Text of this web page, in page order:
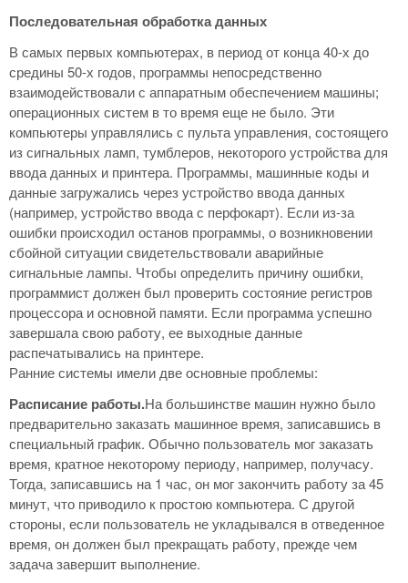
Последовательная обработка данных
В самых первых компьютерах, в период от конца 40-х до
средины 50-х годов, программы непосредственно
взаимодействовали с аппаратным обеспечением машины;
операционных систем в то время еще не было. Эти
компьютеры управлялись с пульта управления, состоящего
из сигнальных ламп, тумблеров, некоторого устройства для
ввода данных и принтера. Программы, машинные коды и
данные загружались через устройство ввода данных
(например, устройство ввода с перфокарт). Если из-за
ошибки происходил останов программы, о возникновении
сбойной ситуации свидетельствовали аварийные
сигнальные лампы. Чтобы определить причину ошибки,
программист должен был проверить состояние регистров
процессора и основной памяти. Если программа успешно
завершала свою работу, ее выходные данные
распечатывались на принтере.
Ранние системы имели две основные проблемы:
Расписание работы.На большинстве машин нужно было
предварительно заказать машинное время, записавшись в
специальный график. Обычно пользователь мог заказать
время, кратное некоторому периоду, например, получасу.
Тогда, записавшись на 1 час, он мог закончить работу за 45
минут, что приводило к простою компьютера. С другой
стороны, если пользователь не укладывался в отведенное
время, он должен был прекращать работу, прежде чем
задача завершит выполнение.